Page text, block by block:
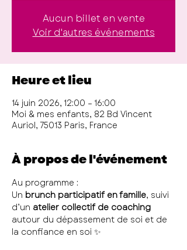
Aucun billet en vente
Voir d'autres événements
Heure et lieu
14 juin 2026, 12:00 – 16:00
Moi & mes enfants, 82 Bd Vincent
Auriol, 75013 Paris, France
À propos de l'événement
Au programme :
Un brunch participatif en famille, suivi
d’un atelier collectif de coaching
autour du dépassement de soi et de
la confiance en soi ✨